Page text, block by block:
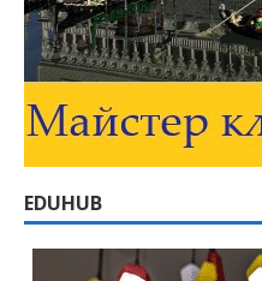
EDUHUB